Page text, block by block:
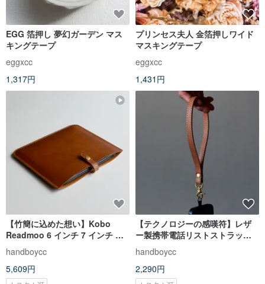
EGG 箔押し 夢幻ガーデン マス
キングテープ
eggxcc
1,317円
プリンセス夫人 金箔押しワイド
マスキングテープ
eggxcc
1,431円
【竹簡に込めた想い】Kobo
Readmoo 6 インチ 7 インチ 電
子書籍リーダー用 レザー保護ケ
ース
handboycc
5,609円
【テクノロジーの感嘆符】レザ
ー製携帯電話リストストラップ
牛革携帯電話ストラップ
IPHONE
handboycc
2,290円